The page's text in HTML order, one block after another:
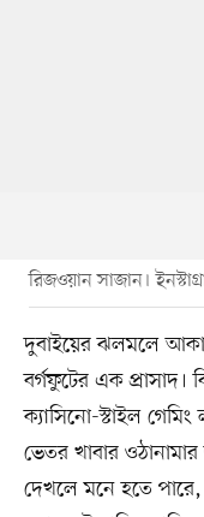
রিজওয়ান সাজান।
দুবাইয়ের ঝলমলে
বর্গফুটের এক প্রাসাদ।
ক্যাসিনো-স্টাইল
ভেতর খাবার
দেখলে মনে হতে